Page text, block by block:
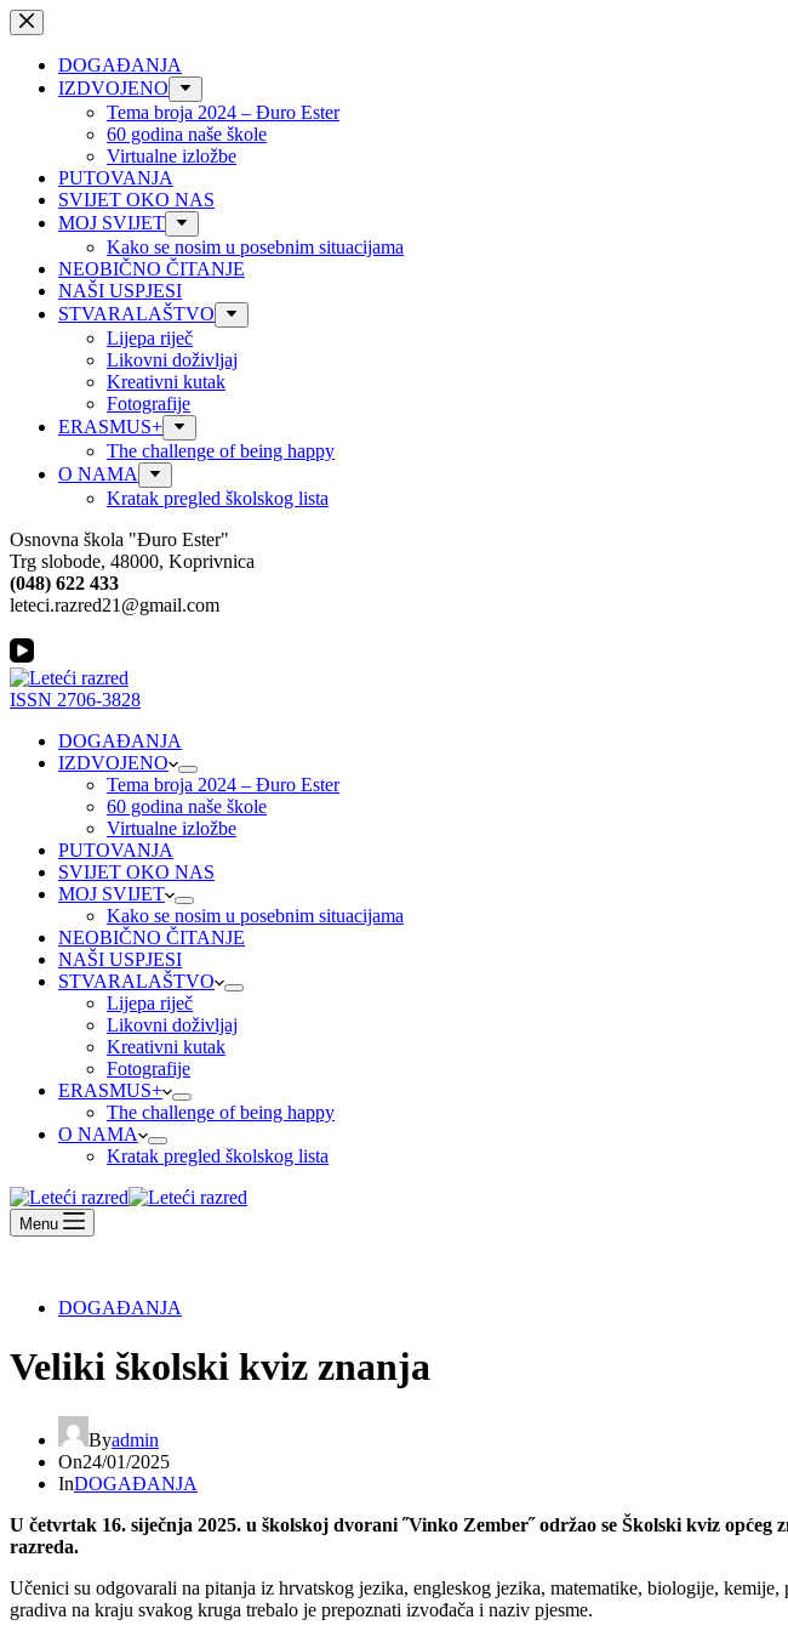
Preskoči
na
sadržajDOGAĐANJA
IZDVOJENO
Tema broja 2024 – Đuro Ester
60 godina naše škole
Virtualne izložbe
PUTOVANJA
SVIJET OKO NAS
MOJ SVIJET
Kako se nosim u posebnim situacijama
NEOBIČNO ČITANJE
NAŠI USPJESI
STVARALAŠTVO
Lijepa riječ
Likovni doživljaj
Kreativni kutak
Fotografije
ERASMUS+
The challenge of being happy
O NAMA
Kratak pregled školskog lista
Osnovna škola "Đuro Ester"
Trg slobode, 48000, Koprivnica
(048) 622 433
leteci.razred21@gmail.com
ISSN 2706-3828
DOGAĐANJA
IZDVOJENO
Tema broja 2024 – Đuro Ester
60 godina naše škole
Virtualne izložbe
PUTOVANJA
SVIJET OKO NAS
MOJ SVIJET
Kako se nosim u posebnim situacijama
NEOBIČNO ČITANJE
NAŠI USPJESI
STVARALAŠTVO
Lijepa riječ
Likovni doživljaj
Kreativni kutak
Fotografije
ERASMUS+
The challenge of being happy
O NAMA
Kratak pregled školskog lista
Menu
DOGAĐANJA
Veliki školski kviz znanja
Byadmin
On24/01/2025
InDOGAĐANJA
U četvrtak 16. siječnja 2025. u školskoj dvorani ˝Vinko Zember˝ održao se Školski kviz
razreda.
Učenici su odgovarali na pitanja iz hrvatskog jezika, engleskog jezika, matematike, biologije,
gradiva na kraju svakog kruga trebalo je prepoznati izvođača i naziv pjesme.